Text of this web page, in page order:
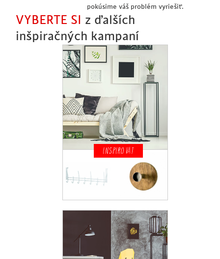
pokúsime váš problém vyriešiť.
VYBERTE SI
z ďalších
inšpiračných kampaní
INSPIROVAT